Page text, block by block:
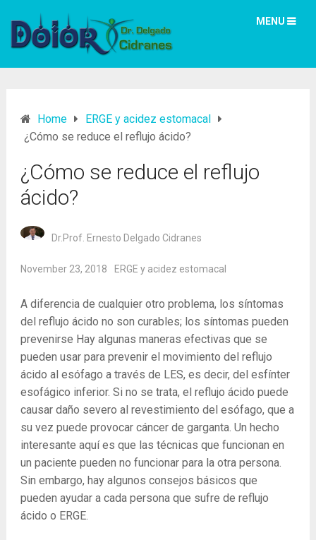
MENU
Home
ERGE y acidez estomacal
¿Cómo se reduce el reflujo ácido?
¿Cómo se reduce el reflujo
ácido?
Dr.Prof. Ernesto Delgado Cidranes
November 23, 2018 ERGE y acidez estomacal
A diferencia de cualquier otro problema, los síntomas
del reflujo ácido no son curables; los síntomas pueden
prevenirse Hay algunas maneras efectivas que se
pueden usar para prevenir el movimiento del reflujo
ácido al esófago a través de LES, es decir, del esfínter
esofágico inferior. Si no se trata, el reflujo ácido puede
causar daño severo al revestimiento del esófago, que a
su vez puede provocar cáncer de garganta. Un hecho
interesante aquí es que las técnicas que funcionan en
un paciente pueden no funcionar para la otra persona.
Sin embargo, hay algunos consejos básicos que
pueden ayudar a cada persona que sufre de reflujo
ácido o ERGE.